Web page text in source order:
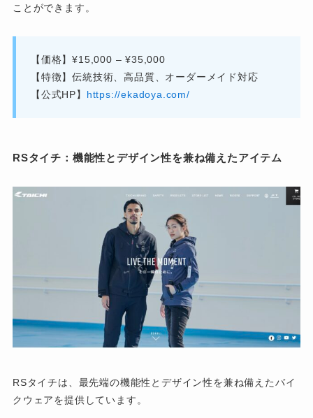
ことができます。
【価格】¥15,000 – ¥35,000
【特徴】伝統技術、高品質、オーダーメイド対応
【公式HP】 https://ekadoya.com/
RSタイチ：機能性とデザイン性を兼ね備えたアイテム
RSタイチは、最先端の機能性とデザイン性を兼ね備えたバイ
クウェアを提供しています。